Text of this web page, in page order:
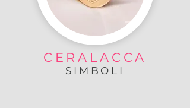
CERALACCA
SIMBOLI